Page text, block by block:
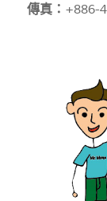
傳真：